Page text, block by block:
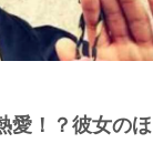
愛！？彼女のほ